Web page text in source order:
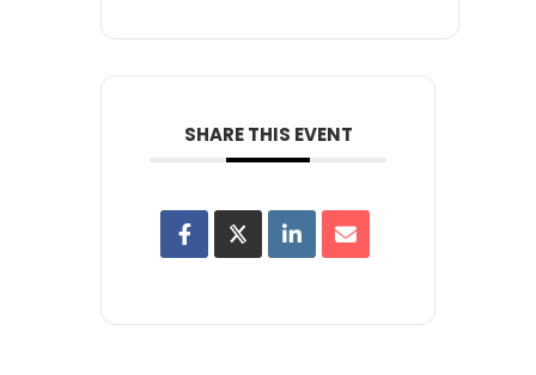
SHARE THIS EVENT